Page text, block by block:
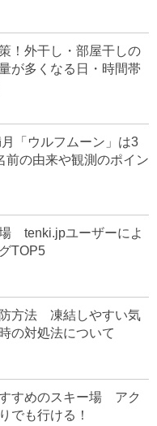
！外干し・部屋干しの
が多くなる日・時間帯
「ウルフムーン」は3
の由来や観測のポイン
tenki.jpユーザーによ
TOP5
方法 凍結しやすい気
の対処法について
すめのスキー場 アク
でも行ける！